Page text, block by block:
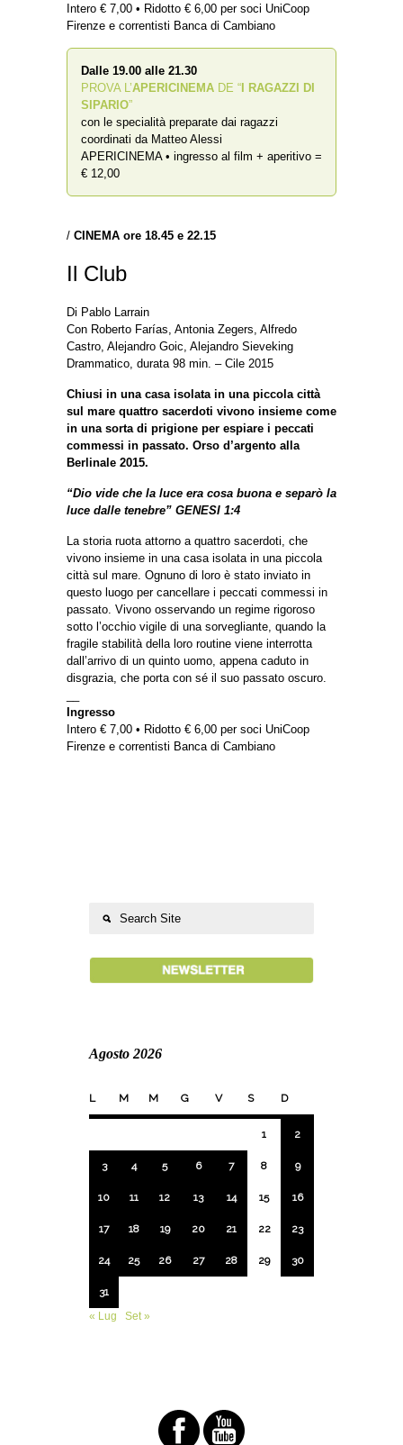
Intero € 7,00 • Ridotto € 6,00 per soci UniCoop
Firenze e correntisti Banca di Cambiano
Dalle 19.00 alle 21.30
PROVA L’APERICINEMA DE “ I RAGAZZI DI
SIPARIO”
con le specialità preparate dai ragazzi
coordinati da Matteo Alessi
APERICINEMA • ingresso al film + aperitivo =
€ 12,00
/ CINEMA ore 18.45 e 22.15
Il Club
Di Pablo Larrain
Con Roberto Farías, Antonia Zegers, Alfredo
Castro, Alejandro Goic, Alejandro Sieveking
Drammatico, durata 98 min. – Cile 2015
Chiusi in una casa isolata in una piccola città
sul mare quattro sacerdoti vivono insieme come
in una sorta di prigione per espiare i peccati
commessi in passato. Orso d’argento alla
Berlinale 2015.
“Dio vide che la luce era cosa buona e separò la
luce dalle tenebre” GENESI 1:4
La storia ruota attorno a quattro sacerdoti, che
vivono insieme in una casa isolata in una piccola
città sul mare. Ognuno di loro è stato inviato in
questo luogo per cancellare i peccati commessi in
passato. Vivono osservando un regime rigoroso
sotto l’occhio vigile di una sorvegliante, quando la
fragile stabilità della loro routine viene interrotta
dall’arrivo di un quinto uomo, appena caduto in
disgrazia, che porta con sé il suo passato oscuro.
Ingresso
Intero € 7,00 • Ridotto € 6,00 per soci UniCoop
Firenze e correntisti Banca di Cambiano
Agosto 2026
L M M G V S D
1 2
3 4 5 6 7 8 9
10 11 12 13 14 15 16
17 18 19 20 21 22 23
24 25 26 27 28 29 30
31
« Lug
Set »